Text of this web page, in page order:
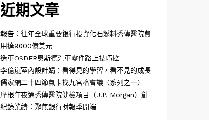
近期文章
報告：往年全球重要銀行投資化石燃料秀傳醫院費
用達9000億美元
造車OSDER奧斯德汽車零件路上技巧控
李億嵐室內設計娟：看得見的學習，看不見的成長
儒家網二十四節氣卡找九宮格會議（系列之一）
摩根年夜通秀傳醫院健檢項目（J.P. Morgan）創
紀錄業績：聚焦銀行財報季開端